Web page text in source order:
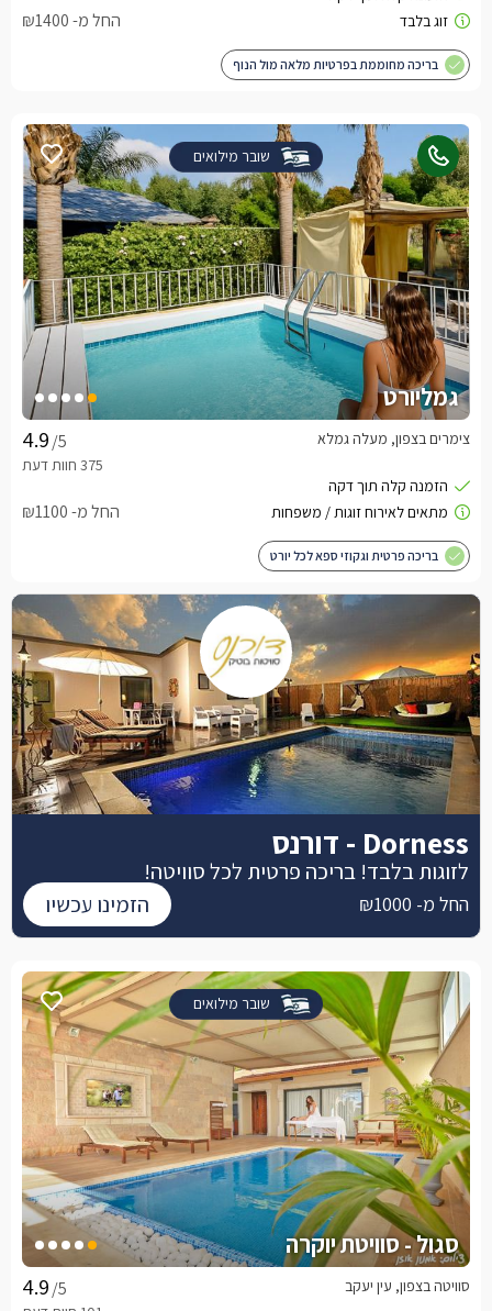
החל מ- ₪1400
בריכה מחוממת בפרטיות מלאה מול הנוף
שובר מילואים
גמליורט
/5 צימרים בצפון, מעלה גמלא
החל מ- ₪1100
בריכה פרטית וגקוזי ספא לכל יורט
שובר מילואים
סגול - סוויטת יוקרה
/5 סוויטה בצפון, עין יעקב
Dorness - דורנס
לזוגות בלבד! בריכה פרטית לכל סוויטה!
החל מ- ₪1000 הזמינו עכשיו